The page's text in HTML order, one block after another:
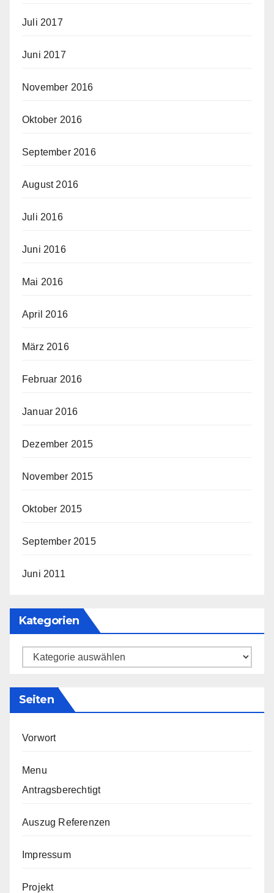
Juli 2017
Juni 2017
November 2016
Oktober 2016
September 2016
August 2016
Juli 2016
Juni 2016
Mai 2016
April 2016
März 2016
Februar 2016
Januar 2016
Dezember 2015
November 2015
Oktober 2015
September 2015
Juni 2011
Kategorien
Kategorien
Seiten
Vorwort
Menu
Antragsberechtigt
Auszug Referenzen
Impressum
Projekt